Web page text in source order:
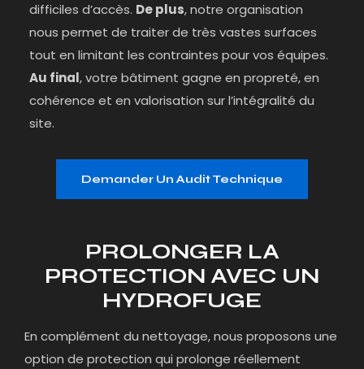
difficiles d’accès. De plus, notre organisation
nous permet de traiter de très vastes surfaces
tout en limitant les contraintes pour vos équipes.
Au final, votre bâtiment gagne en propreté, en
cohérence et en valorisation sur l’intégralité du
site.
Demander Un Audit Technique
PROLONGER LA
PROTECTION AVEC UN
HYDROFUGE
En complément du nettoyage, nous proposons une
option de protection qui prolonge réellement